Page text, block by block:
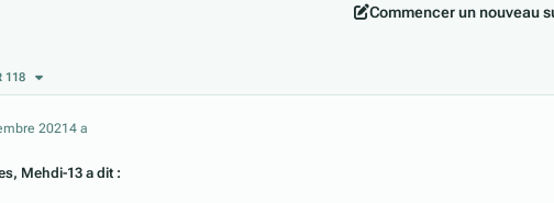
Commencer un nouveau
118
20214 a
Mehdi-13 a dit :